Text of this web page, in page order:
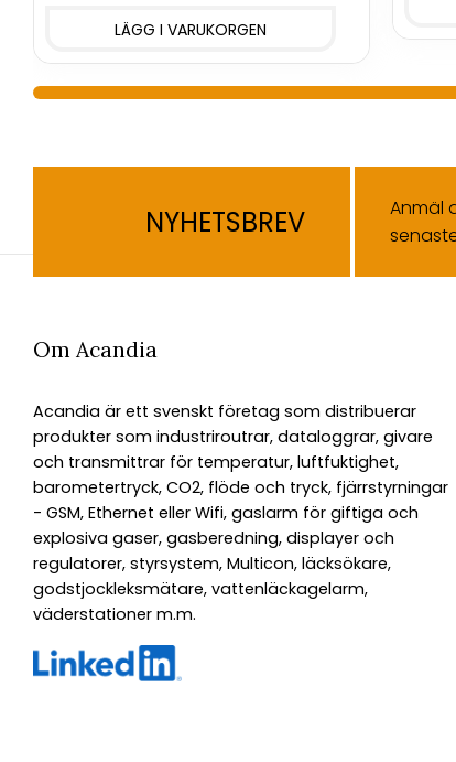
NYHETSBREV
Anmäl
Om Acandia
Acandia är ett svenskt företag som distribuerar
produkter som industriroutrar, dataloggrar, givare
och transmittrar för temperatur, luftfuktighet,
barometertryck, CO2, flöde och tryck, fjärrstyrningar
- GSM, Ethernet eller Wifi, gaslarm för giftiga och
explosiva gaser, gasberedning, displayer och
regulatorer, styrsystem, Multicon, läcksökare,
godstjockleksmätare, vattenläckagelarm,
väderstationer m.m.